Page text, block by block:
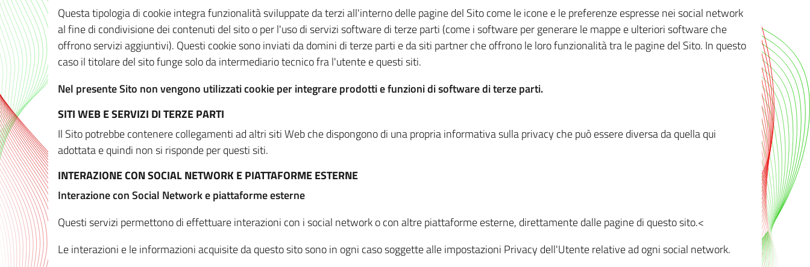
Questa tipologia di cookie integra funzionalità sviluppate da terzi all'interno delle pagine del Sito come le icone e le preferenze espresse nei social network
al fine di condivisione dei contenuti del sito o per l'uso di servizi software di terze parti (come i software per generare le mappe e ulteriori software che
offrono servizi aggiuntivi). Questi cookie sono inviati da domini di terze parti e da siti partner che offrono le loro funzionalità tra le pagine del Sito. In questo
caso il titolare del sito funge solo da intermediario tecnico fra l'utente e questi siti.
Nel presente Sito non vengono utilizzati cookie per integrare prodotti e funzioni di software di terze parti.
SITI WEB E SERVIZI DI TERZE PARTI
Il Sito potrebbe contenere collegamenti ad altri siti Web che dispongono di una propria informativa sulla privacy che può essere diversa da quella qui
adottata e quindi non si risponde per questi siti.
INTERAZIONE CON SOCIAL NETWORK E PIATTAFORME ESTERNE
Interazione con Social Network e piattaforme esterne
Questi servizi permettono di effettuare interazioni con i social network o con altre piattaforme esterne, direttamente dalle pagine di questo sito.<
Le interazioni e le informazioni acquisite da questo sito sono in ogni caso soggette alle impostazioni Privacy dell'Utente relative ad ogni social network.